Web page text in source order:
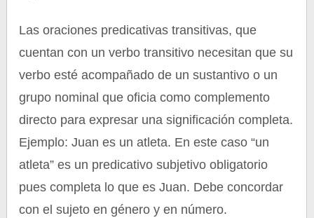
Las oraciones predicativas transitivas, que
cuentan con un verbo transitivo necesitan que su
verbo esté acompañado de un sustantivo o un
grupo nominal que oficia como complemento
directo para expresar una significación completa.
Ejemplo: Juan es un atleta. En este caso “un
atleta” es un predicativo subjetivo obligatorio
pues completa lo que es Juan. Debe concordar
con el sujeto en género y en número.